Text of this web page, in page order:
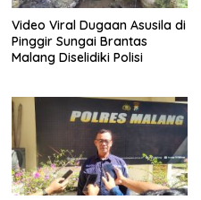
Video Viral Dugaan Asusila di
Pinggir Sungai Brantas
Malang Diselidiki Polisi